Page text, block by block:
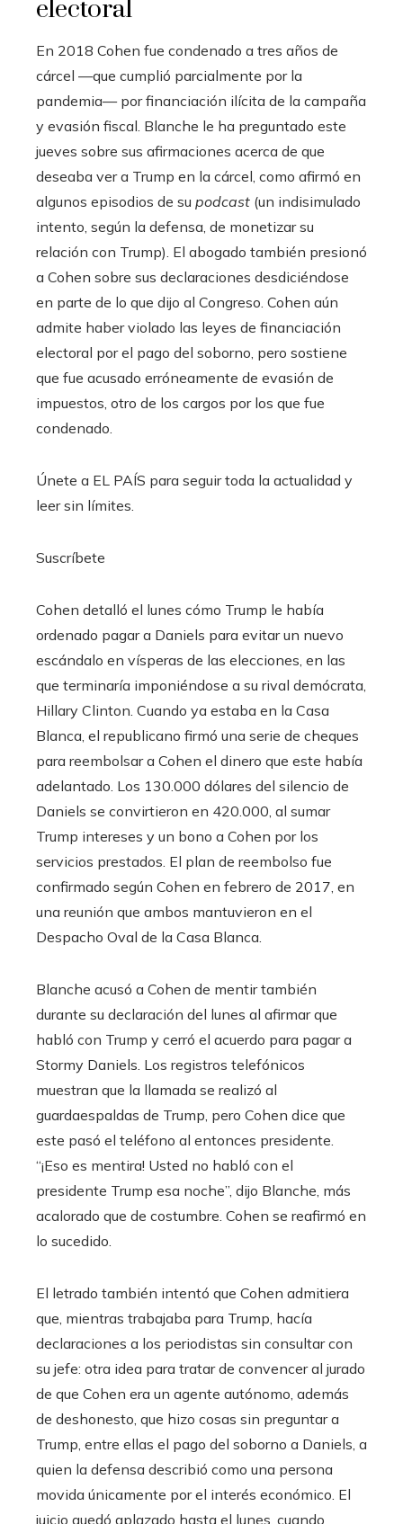
electoral
En 2018 Cohen fue condenado a tres años de
cárcel —que cumplió parcialmente por la
pandemia— por financiación ilícita de la campaña
y evasión fiscal. Blanche le ha preguntado este
jueves sobre sus afirmaciones acerca de que
deseaba ver a Trump en la cárcel, como afirmó en
algunos episodios de su podcast (un indisimulado
intento, según la defensa, de monetizar su
relación con Trump). El abogado también presionó
a Cohen sobre sus declaraciones desdiciéndose
en parte de lo que dijo al Congreso. Cohen aún
admite haber violado las leyes de financiación
electoral por el pago del soborno, pero sostiene
que fue acusado erróneamente de evasión de
impuestos, otro de los cargos por los que fue
condenado.
Únete a EL PAÍS para seguir toda la actualidad y
leer sin límites.
Suscríbete
Cohen detalló el lunes cómo Trump le había
ordenado pagar a Daniels para evitar un nuevo
escándalo en vísperas de las elecciones, en las
que terminaría imponiéndose a su rival demócrata,
Hillary Clinton. Cuando ya estaba en la Casa
Blanca, el republicano firmó una serie de cheques
para reembolsar a Cohen el dinero que este había
adelantado. Los 130.000 dólares del silencio de
Daniels se convirtieron en 420.000, al sumar
Trump intereses y un bono a Cohen por los
servicios prestados. El plan de reembolso fue
confirmado según Cohen en febrero de 2017, en
una reunión que ambos mantuvieron en el
Despacho Oval de la Casa Blanca.
Blanche acusó a Cohen de mentir también
durante su declaración del lunes al afirmar que
habló con Trump y cerró el acuerdo para pagar a
Stormy Daniels. Los registros telefónicos
muestran que la llamada se realizó al
guardaespaldas de Trump, pero Cohen dice que
este pasó el teléfono al entonces presidente.
“¡Eso es mentira! Usted no habló con el
presidente Trump esa noche”, dijo Blanche, más
acalorado que de costumbre. Cohen se reafirmó en
lo sucedido.
El letrado también intentó que Cohen admitiera
que, mientras trabajaba para Trump, hacía
declaraciones a los periodistas sin consultar con
su jefe: otra idea para tratar de convencer al jurado
de que Cohen era un agente autónomo, además
de deshonesto, que hizo cosas sin preguntar a
Trump, entre ellas el pago del soborno a Daniels, a
quien la defensa describió como una persona
movida únicamente por el interés económico. El
juicio quedó aplazado hasta el lunes, cuando